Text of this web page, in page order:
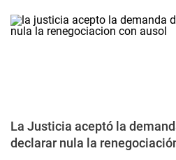
La Justicia aceptó la
declarar nula la